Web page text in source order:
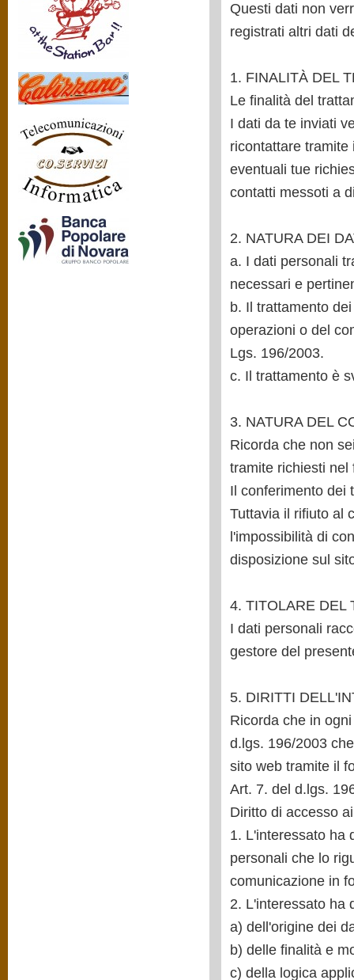
Questi dati non
registrati altri dati
1. FINALITÀ DEL
Le finalità del
I dati da te inviati
ricontattare
eventuali tue
contatti messoti a
2. NATURA DEI
a. I dati personali
necessari e
b. Il trattamento
operazioni o del
Lgs. 196/2003.
c. Il trattamento è
3. NATURA DEL
Ricorda che non
tramite richiesti nel
Il conferimento dei
Tuttavia il rifiuto al
l'impossibilità di
disposizione sul
4. TITOLARE DEL
I dati personali
gestore del
5. DIRITTI
Ricorda che in
d.lgs. 196/2003
sito web tramite il
Art. 7. del d.lgs.
Diritto di accesso
1. L'interessato ha
personali che lo
comunicazione in
2. L'interessato ha
a) dell'origine dei
b) delle finalità e
c) della logica